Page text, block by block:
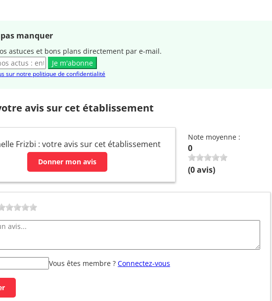
manquer
astuces et bons plans directement par e-mail.
Je m'abonne
sur notre politique de confidentialité
avis sur cet établissement
Frizbi : votre avis sur cet établissement
Donner mon avis
Note moyenne :
0
(0avis)
Vous êtes membre ? Connectez-vous